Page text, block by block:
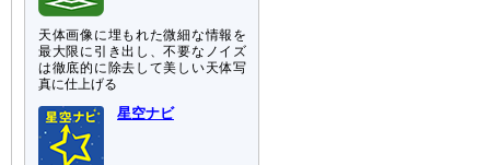
天体画像に埋もれた微細な情報を
最大限に引き出し、不要なノイズ
は徹底的に除去して美しい天体写
真に仕上げる
星空ナビ